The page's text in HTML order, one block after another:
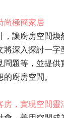
尚極簡家居
，讓廚房空間煥
將深入探討一字
問題等，並提供
廚房空間。
房，實現空間靈